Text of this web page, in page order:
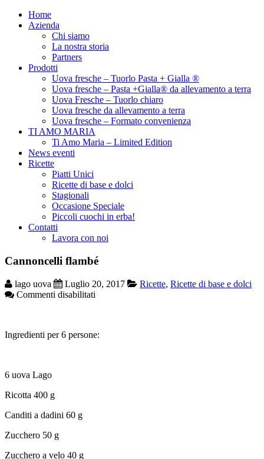
Skip
Home
Azienda
Chi siamo
La nostra storia
Partners
Prodotti
Uova fresche – Tuorlo Pasta + Gialla ®
Uova fresche – Pasta +Gialla® da allevamento a terra
Uova Fresche – Tuorlo chiaro
Uova fresche da allevamento a terra
Uova fresche – Formato convenienza
TI AMO MARIA
Ti Amo Maria – Limited Edition
News eventi
Ricette
Piatti Unici
Ricette di base e dolci
Stagionali
Occasione Speciale
Piccoli cuochi in erba!
Contatti
Lavora con noi
Cannoncelli flambé
lago uova Luglio 20, 2017 Ricette, Ricette di base e dolci
Commenti disabilitati
Ingredienti per 6 persone:
6 uova Lago
Ricotta 400 g
Canditi a dadini 60 g
Zucchero 50 g
Zucchero a velo 40 g